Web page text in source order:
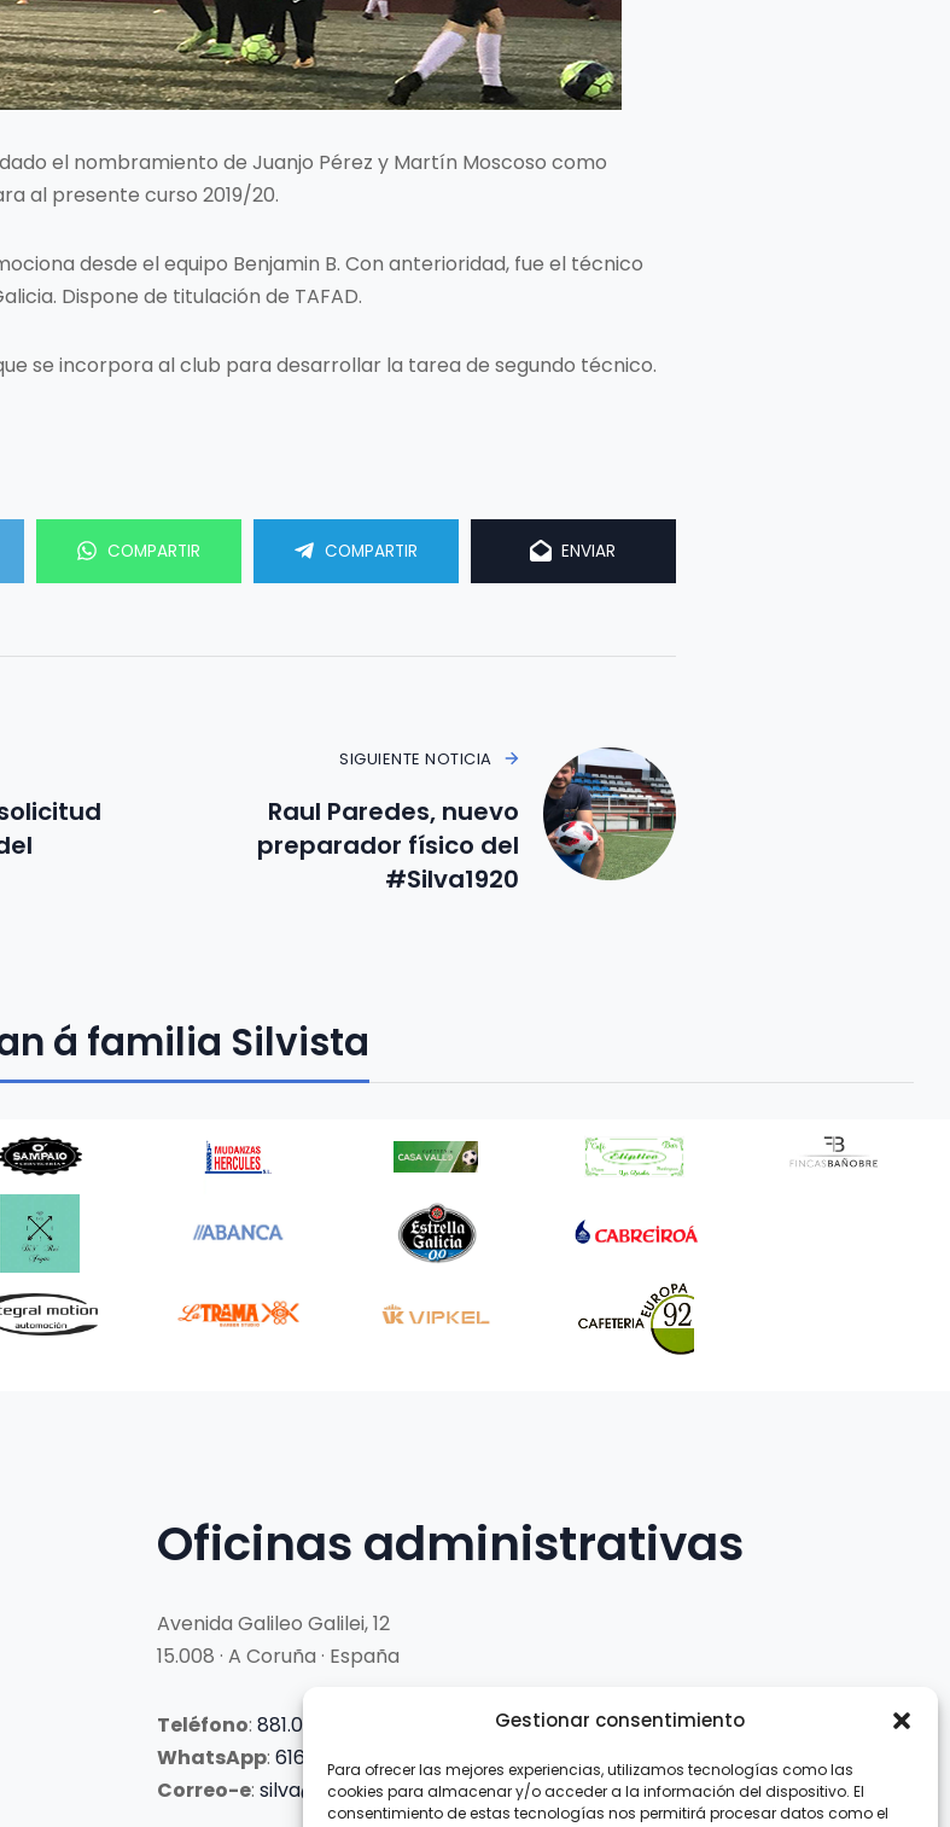
Gestionar consentimiento
Para ofrecer las mejores experiencias, utilizamos tecnologías como las
cookies para almacenar y/o acceder a la información del dispositivo. El
consentimiento de estas tecnologías nos permitirá procesar datos como el
el nombramiento de Juanjo Pérez y Martín Moscoso como
al presente curso 2019/20.
desde el equipo Benjamin B. Con anterioridad, fue el técnico
Dispone de titulación de TAFAD.
se incorpora al club para desarrollar la tarea de segundo técnico.
COMPARTIR COMPARTIR ENVIAR
SIGUIENTE NOTICIA
Raul Paredes, nuevo
preparador físico del
#Silva1920
á familia Silvista
Oficinas administrativas
Avenida Galileo Galilei, 12
15.008 · A Coruña · España
Teléfono: 881.069.303
WhatsApp: 616.897.466
Correo-e: silva@clubsilva.com